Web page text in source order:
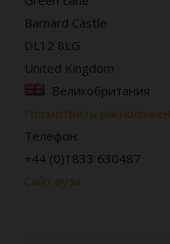
Barnard Castle
DL12 8LG
United Kingdom
Великобритания
Посмотреть
Телефон:
+44 (0)1833 630487
Сайт вуза